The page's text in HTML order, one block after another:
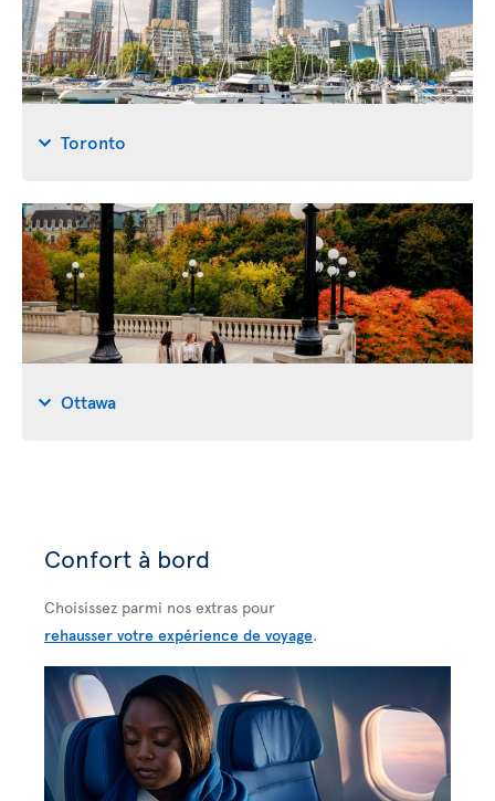
Toronto
Ottawa
Confort à bord
Choisissez parmi nos extras pour
rehausser votre expérience de voyage.